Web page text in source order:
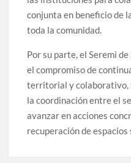
conjunta en beneficio de
toda la comunidad.
Por su parte, el Seremi
el compromiso de
territorial y colaborativo,
la coordinación entre el
avanzar en acciones
recuperación de espacios